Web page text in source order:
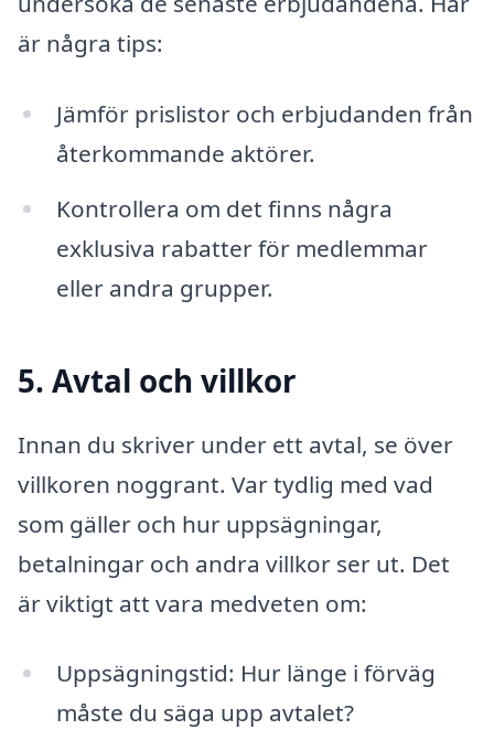
är några tips:
Jämför prislistor och erbjudanden från
återkommande aktörer.
Kontrollera om det finns några
exklusiva rabatter för medlemmar
eller andra grupper.
5. Avtal och villkor
Innan du skriver under ett avtal, se över
villkoren noggrant. Var tydlig med vad
som gäller och hur uppsägningar,
betalningar och andra villkor ser ut. Det
är viktigt att vara medveten om:
Uppsägningstid: Hur länge i förväg
måste du säga upp avtalet?